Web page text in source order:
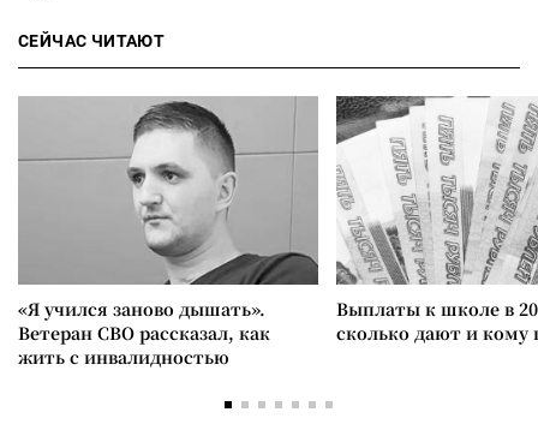
СЕЙЧАС ЧИТАЮТ
«Я учился заново дышать».
Ветеран СВО рассказал, как
жить с инвалидностью
Выплаты к школе в
сколько дают и